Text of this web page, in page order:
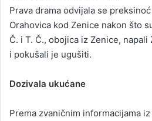
m
i
Prava drama odvijala se
Orahovica kod Zenice nakon što
Č. i T. Č., obojica iz Zenice, napali
i pokušali je ugušiti.
Dozivala ukućane
Prema zvaničnim informacijama